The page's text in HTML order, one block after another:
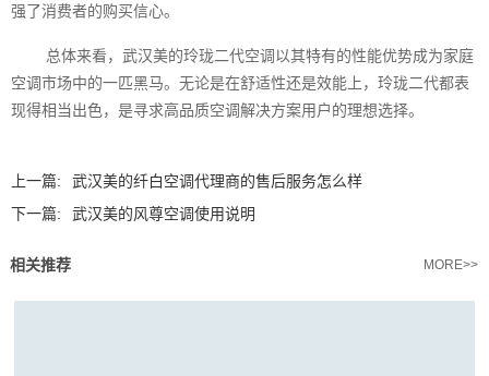
强了消费者的购买信心。
总体来看，武汉美的玲珑二代空调以其特有的性能优势成为家庭
空调市场中的一匹黑马。无论是在舒适性还是效能上，玲珑二代都表
现得相当出色，是寻求高品质空调解决方案用户的理想选择。‍
上一篇:
武汉美的纤白空调代理商的售后服务怎么样
下一篇:
武汉美的风尊空调使用说明
相关推荐 MORE>>